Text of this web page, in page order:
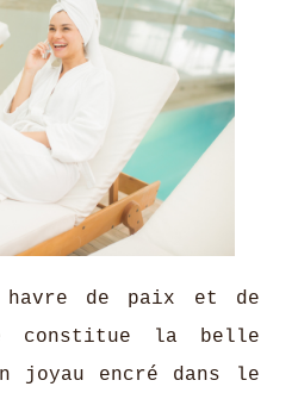
havre de paix et de
constitue la belle
encré dans le